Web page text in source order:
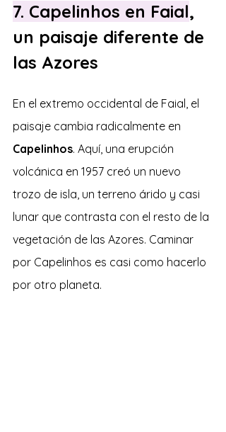
7. Capelinhos en Faial,
un paisaje diferente de
las Azores
En el extremo occidental de Faial, el
paisaje cambia radicalmente en
Capelinhos. Aquí, una erupción
volcánica en 1957 creó un nuevo
trozo de isla, un terreno árido y casi
lunar que contrasta con el resto de la
vegetación de las Azores. Caminar
por Capelinhos es casi como hacerlo
por otro planeta.